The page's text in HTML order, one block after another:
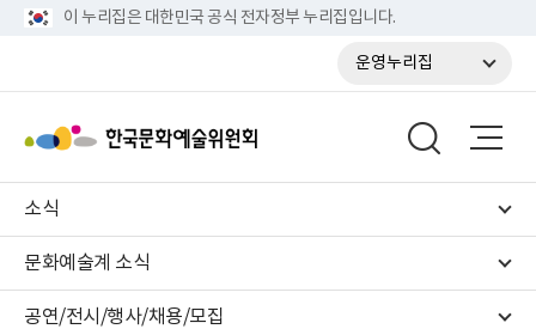
이 누리집은 대한민국 공식 전자정부 누리집입니다.
운영누리집
소식
문화예술계 소식
공연/전시/행사/채용/모집